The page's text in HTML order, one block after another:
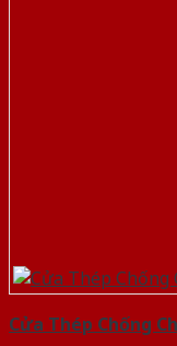
Cửa Thép Chống